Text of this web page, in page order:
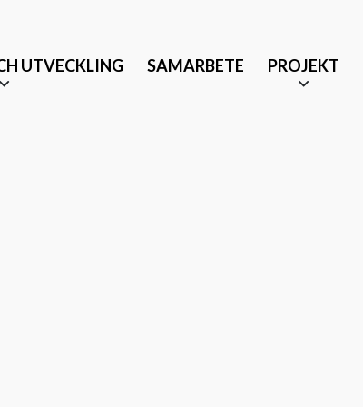
UTVECKLING SAMARBETE PROJEKT